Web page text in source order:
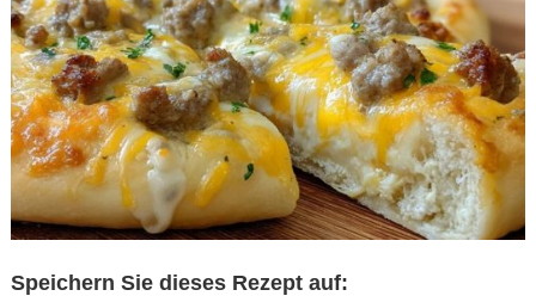
Speichern Sie dieses Rezept auf: